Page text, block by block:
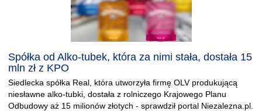
Spółka od Alko-tubek, która za nimi stała, dostała 15
mln zł z KPO
Siedlecka spółka Real, która utworzyła firmę OLV produkującą
niesławne alko-tubki, dostała z rolniczego Krajowego Planu
Odbudowy aż 15 milionów złotych - sprawdził portal Niezalezna.pl.